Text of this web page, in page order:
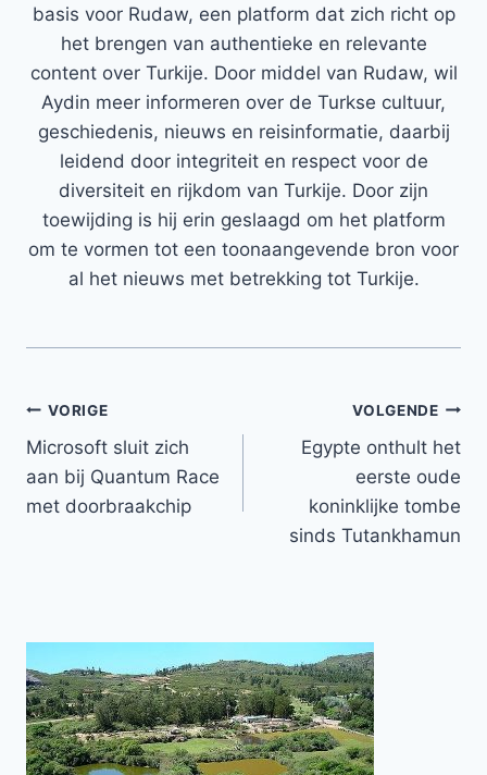
basis voor Rudaw, een platform dat zich richt op
het brengen van authentieke en relevante
content over Turkije. Door middel van Rudaw, wil
Aydin meer informeren over de Turkse cultuur,
geschiedenis, nieuws en reisinformatie, daarbij
leidend door integriteit en respect voor de
diversiteit en rijkdom van Turkije. Door zijn
toewijding is hij erin geslaagd om het platform
om te vormen tot een toonaangevende bron voor
al het nieuws met betrekking tot Turkije.
Bericht
navigatie
VORIGE
Microsoft sluit zich
aan bij Quantum Race
met doorbraakchip
VOLGENDE
Egypte onthult het
eerste oude
koninklijke tombe
sinds Tutankhamun